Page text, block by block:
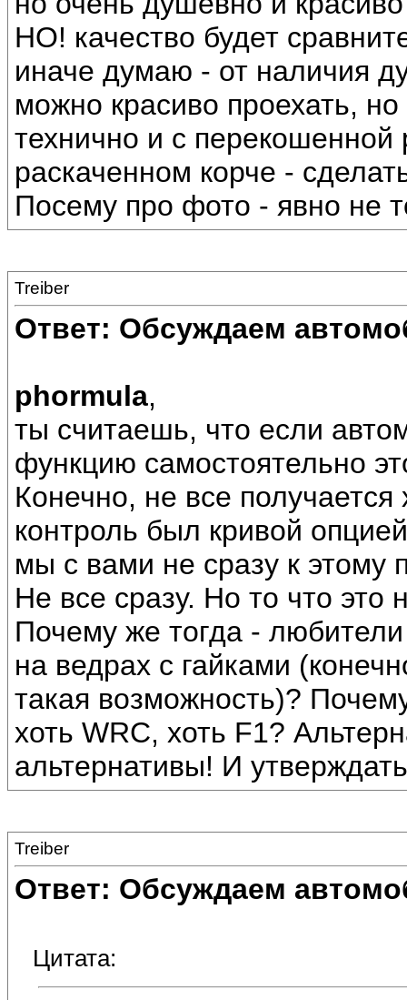
НО! качество будет
иначе думаю - от наличия
можно красиво проехать,
технично и с
раскаченном корче -
Посему про фото - явно не
Treiber
Ответ: Обсуждаем
phormula,
ты считаешь, что если
функцию самостоятельно
Конечно, не все получается
контроль был кривой
мы с вами не сразу к этому
Не все сразу. Но то что это
Почему же тогда -
на ведрах с гайками
такая возможность)?
хоть WRC, хоть F1?
альтернативы! И
Treiber
Ответ: Обсуждаем
Цитата: